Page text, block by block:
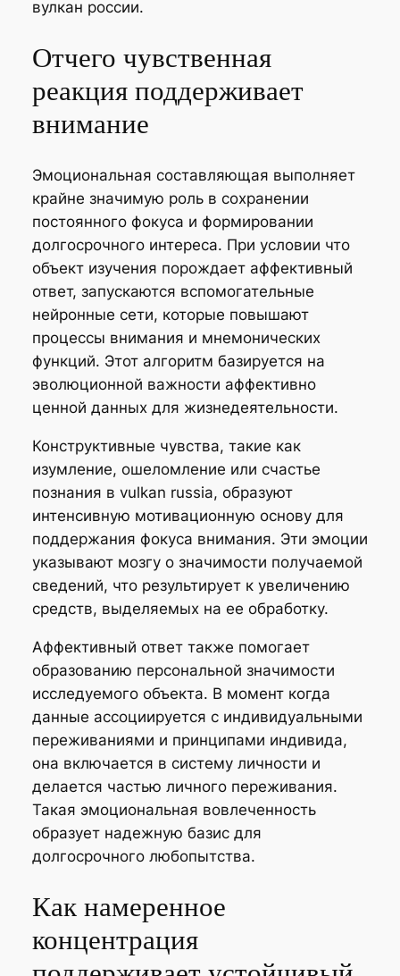
вулкан россии.
Отчего чувственная
реакция поддерживает
внимание
Эмоциональная составляющая выполняет
крайне значимую роль в сохранении
постоянного фокуса и формировании
долгосрочного интереса. При условии что
объект изучения порождает аффективный
ответ, запускаются вспомогательные
нейронные сети, которые повышают
процессы внимания и мнемонических
функций. Этот алгоритм базируется на
эволюционной важности аффективно
ценной данных для жизнедеятельности.
Конструктивные чувства, такие как
изумление, ошеломление или счастье
познания в vulkan russia, образуют
интенсивную мотивационную основу для
поддержания фокуса внимания. Эти эмоции
указывают мозгу о значимости получаемой
сведений, что результирует к увеличению
средств, выделяемых на ее обработку.
Аффективный ответ также помогает
образованию персональной значимости
исследуемого объекта. В момент когда
данные ассоциируется с индивидуальными
переживаниями и принципами индивида,
она включается в систему личности и
делается частью личного переживания.
Такая эмоциональная вовлеченность
образует надежную базис для
долгосрочного любопытства.
Как намеренное
концентрация